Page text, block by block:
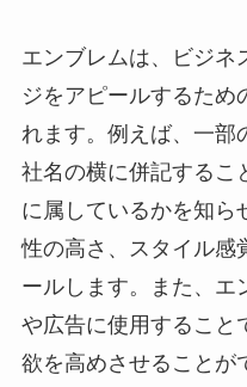
エンブレムは、ビジネ
ジをアピールするため
れます。例えば、一部
社名の横に併記するこ
に属しているかを知ら
性の高さ、スタイル感
ールします。また、エ
や広告に使用すること
欲を高めさせることが